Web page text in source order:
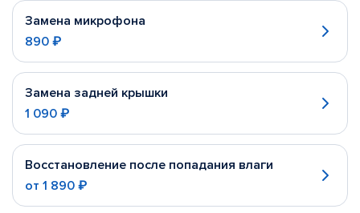
Замена микрофона
890 ₽
Замена задней крышки
1 090 ₽
Восстановление после попадания влаги
от 1 890 ₽